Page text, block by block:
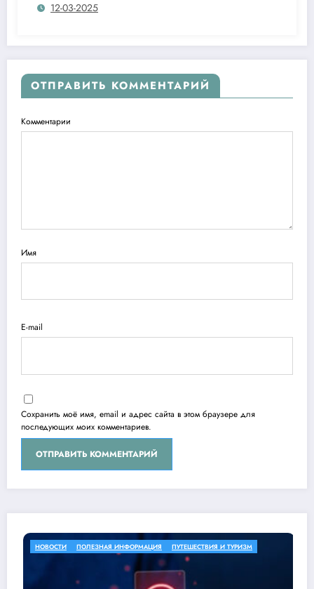
12-03-2025
ОТПРАВИТЬ КОММЕНТАРИЙ
Комментарии
Имя
E-mail
Сохранить моё имя, email и адрес сайта в этом браузере для
последующих моих комментариев.
ПУТЕШЕСТВИЯ И ТУРИЗМ НОВОСТИ